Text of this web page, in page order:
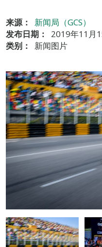
来源：
新闻局（GCS）
发布日期：
2019年11月
类别：
新闻图片